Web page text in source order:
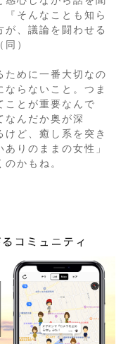
『そんなことも知ら
が、議論を闘わせる
）
めに一番大切なの
らないこと。つま
ことが重要なんで
なんだか奥が深
ど、癒し系を突き
りのままの女性」
かもね。